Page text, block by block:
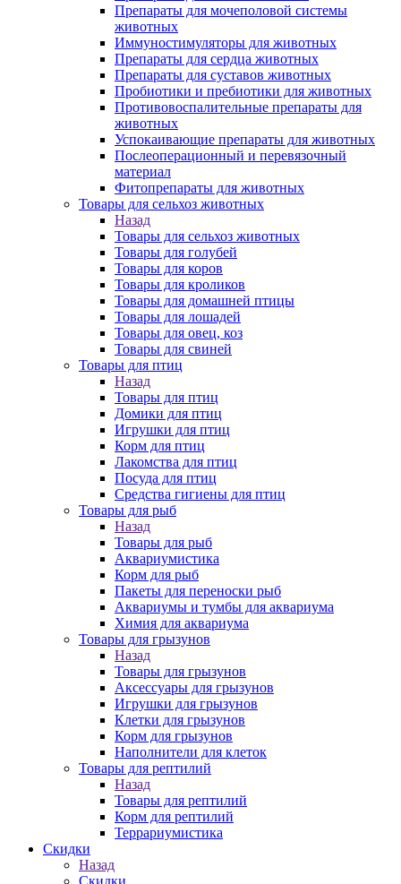
Препараты для мочеполовой системы
животных
Иммуностимуляторы для животных
Препараты для сердца животных
Препараты для суставов животных
Пробиотики и пребиотики для животных
Противовоспалительные препараты для
животных
Успокаивающие препараты для животных
Послеоперационный и перевязочный
материал
Фитопрепараты для животных
Товары для сельхоз животных
Назад
Товары для сельхоз животных
Товары для голубей
Товары для коров
Товары для кроликов
Товары для домашней птицы
Товары для лошадей
Товары для овец, коз
Товары для свиней
Товары для птиц
Назад
Товары для птиц
Домики для птиц
Игрушки для птиц
Корм для птиц
Лакомства для птиц
Посуда для птиц
Средства гигиены для птиц
Товары для рыб
Назад
Товары для рыб
Аквариумистика
Корм для рыб
Пакеты для переноски рыб
Аквариумы и тумбы для аквариума
Химия для аквариума
Товары для грызунов
Назад
Товары для грызунов
Аксессуары для грызунов
Игрушки для грызунов
Клетки для грызунов
Корм для грызунов
Наполнители для клеток
Товары для рептилий
Назад
Товары для рептилий
Корм для рептилий
Террариумистика
Скидки
Назад
Скидки